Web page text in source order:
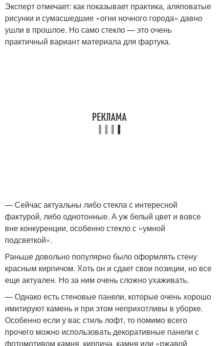
Эксперт отмечает: как показывает практика, аляповатые
рисунки и сумасшедшие «огни ночного города» давно
ушли в прошлое. Но само стекло — это очень
практичный вариант материала для фартука.
— Сейчас актуальны либо стекла с интересной
фактурой, либо однотонные. А уж белый цвет и вовсе
вне конкуренции, особенно стекло с «умной
подсветкой».
Раньше довольно популярно было оформлять стену
красным кирпичом. Хоть он и сдает свои позиции, но все
еще актуален. Но за ним очень сложно ухаживать.
— Однако есть стеновые панели, которые очень хорошо
имитируют камень и при этом неприхотливы в уборке.
Особенно если у вас стиль лофт, то помимо всего
прочего можно использовать декоративные панели с
фотомотивом камня, кирпича, камня или «ржавой